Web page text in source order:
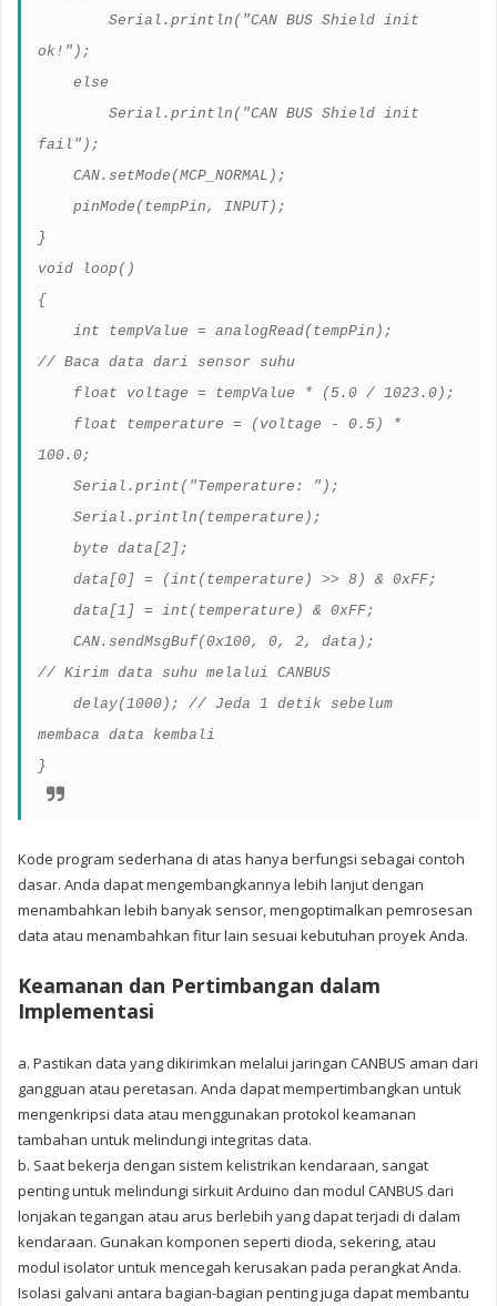
Serial.println("CAN BUS Shield init
ok!");
else
Serial.println("CAN BUS Shield init
fail");
CAN.setMode(MCP_NORMAL);
pinMode(tempPin, INPUT);
}
void loop()
{
int tempValue = analogRead(tempPin);
// Baca data dari sensor suhu
float voltage = tempValue * (5.0 / 1023.0);
float temperature = (voltage - 0.5) *
100.0;
Serial.print("Temperature: ");
Serial.println(temperature);
byte data[2];
data[0] = (int(temperature) >> 8) & 0xFF;
data[1] = int(temperature) & 0xFF;
CAN.sendMsgBuf(0x100, 0, 2, data);
// Kirim data suhu melalui CANBUS
delay(1000); // Jeda 1 detik sebelum
membaca data kembali
}
Kode program sederhana di atas hanya berfungsi sebagai contoh
dasar. Anda dapat mengembangkannya lebih lanjut dengan
menambahkan lebih banyak sensor, mengoptimalkan pemrosesan
data atau menambahkan fitur lain sesuai kebutuhan proyek Anda.
Keamanan dan Pertimbangan dalam
Implementasi
a. Pastikan data yang dikirimkan melalui jaringan CANBUS aman dari
gangguan atau peretasan. Anda dapat mempertimbangkan untuk
mengenkripsi data atau menggunakan protokol keamanan
tambahan untuk melindungi integritas data.
b. Saat bekerja dengan sistem kelistrikan kendaraan, sangat
penting untuk melindungi sirkuit Arduino dan modul CANBUS dari
lonjakan tegangan atau arus berlebih yang dapat terjadi di dalam
kendaraan. Gunakan komponen seperti dioda, sekering, atau
modul isolator untuk mencegah kerusakan pada perangkat Anda.
Isolasi galvani antara bagian-bagian penting juga dapat membantu